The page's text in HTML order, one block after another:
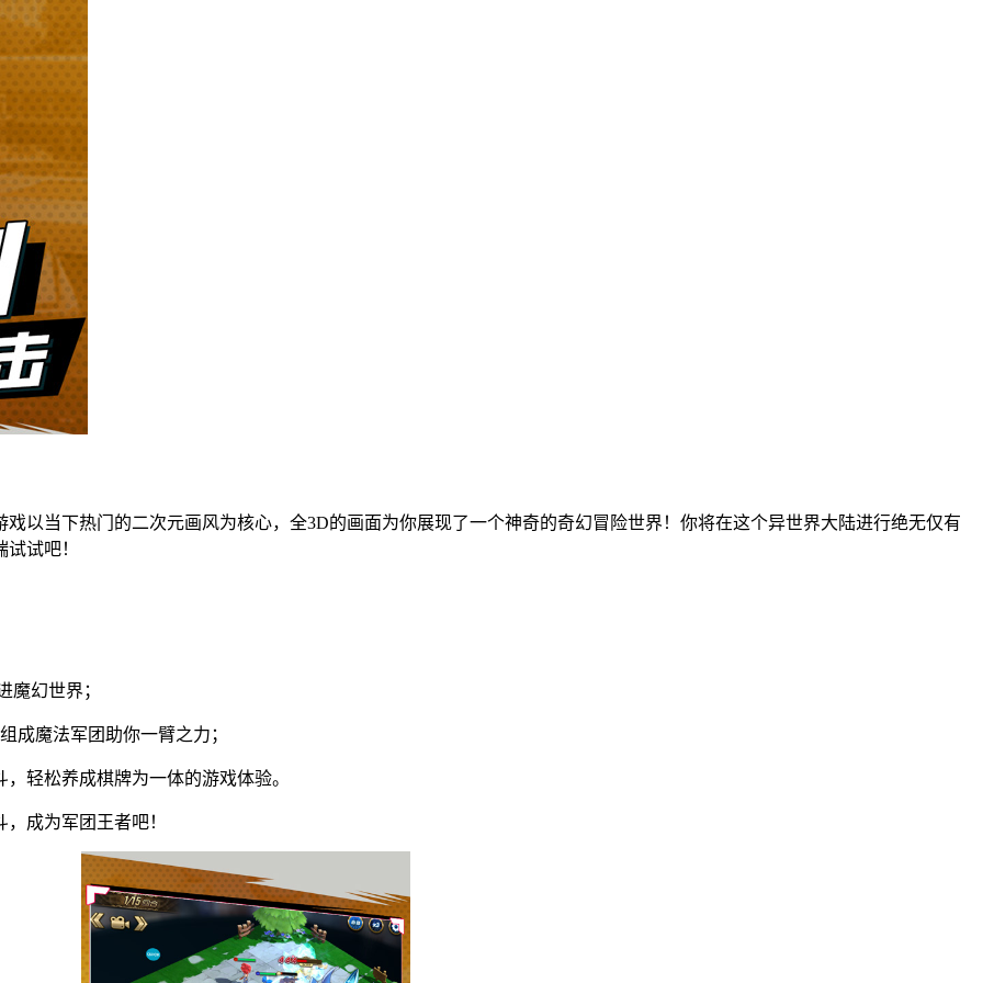
以当下热门的二次元画风为核心，全3D的画面为你展现了一个神奇的奇幻冒险世界！你将在这个异世界大陆进行绝无仅有
试吧！
魔幻世界；
成魔法军团助你一臂之力；
轻松养成棋牌为一体的游戏体验。
成为军团王者吧！